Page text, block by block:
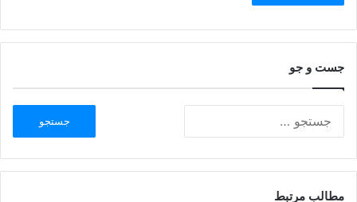
جست و جو
مطالب مرتبط